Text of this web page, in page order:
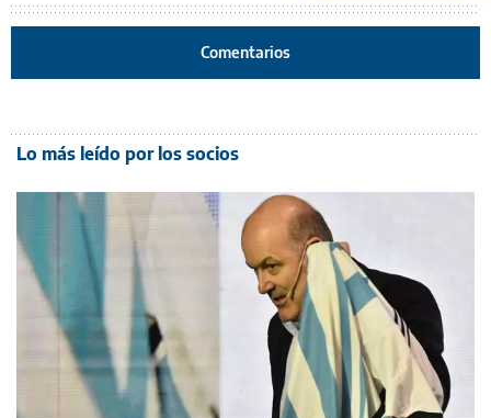
Comentarios
Lo más leído por los socios